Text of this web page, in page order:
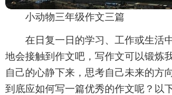
小动物三年级作文三篇
在日复一日的学习、工作或生活
地会接触到作文吧，写作文可以锻炼
自己的心静下来，思考自己未来的方
到底应如何写一篇优秀的作文呢？以